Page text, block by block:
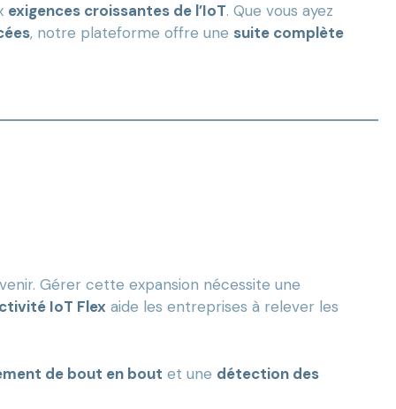
exigences croissantes de l’IoT. Que vous ayez
, notre plateforme offre une suite complète
Gérer cette expansion nécessite une
IoT Flex aide les entreprises à relever les
de bout en bout et une détection des